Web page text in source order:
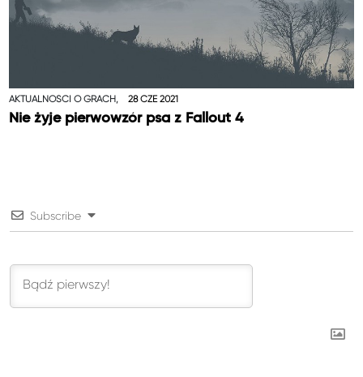
AKTUALNOŚCI O GRACH, 28 CZE 2021
Nie żyje pierwowzór psa z Fallout 4
Subscribe